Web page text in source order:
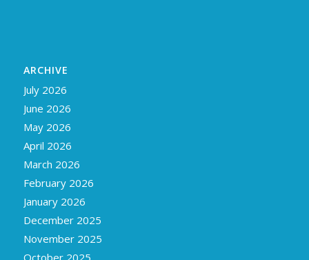
ARCHIVE
July 2026
June 2026
May 2026
April 2026
March 2026
February 2026
January 2026
December 2025
November 2025